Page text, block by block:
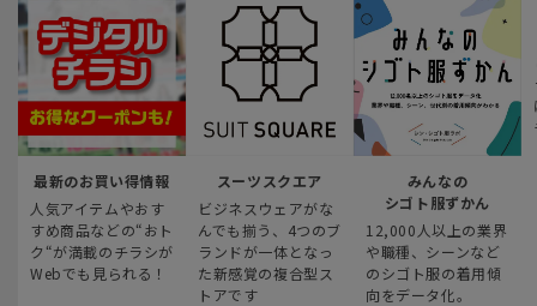
最新のお買い得情報
人気アイテムやおす
すめ商品などの“おト
ク“が満載のチラシが
Webでも見られる！
スーツスクエア
ビジネスウェアがな
んでも揃う、4つのブ
ランドが一体となっ
た新感覚の複合型ス
トアです
みんなの
シゴト服ずかん
12,000人以上の業界
や職種、シーンなど
のシゴト服の着用傾
向をデータ化。